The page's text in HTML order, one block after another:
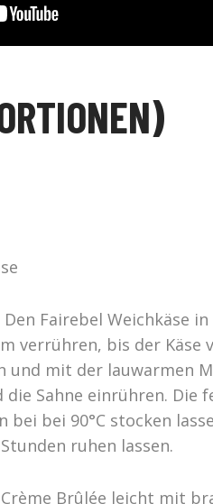
Fairebel Weichkäse
verrühren, bis der
und mit der lauwarmen
Sahne einrühren. Die
bei bei 90°C stocken
ruhen lassen.
Brûlée leicht mit